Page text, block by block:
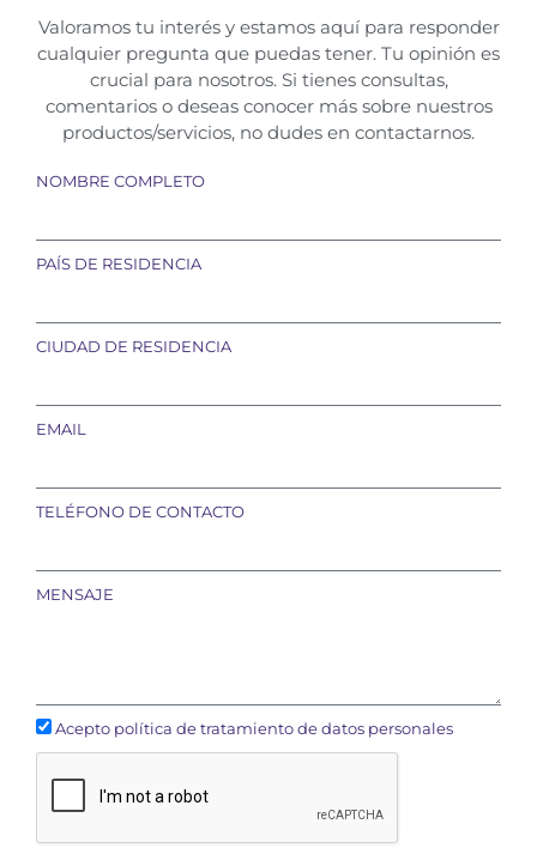
Valoramos tu interés y estamos aquí para responder
cualquier pregunta que puedas tener. Tu opinión es
crucial para nosotros. Si tienes consultas,
comentarios o deseas conocer más sobre nuestros
productos/servicios, no dudes en contactarnos.
NOMBRE COMPLETO
PAÍS DE RESIDENCIA
CIUDAD DE RESIDENCIA
EMAIL
TELÉFONO DE CONTACTO
MENSAJE
Acepto política de tratamiento de datos personales